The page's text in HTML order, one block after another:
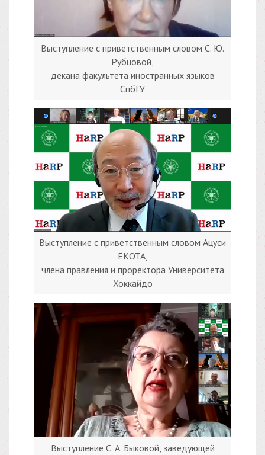
Выступление с приветственным словом С. Ю.
Рубцовой,
декана факультета иностранных языков
СпбГУ
Выступление с приветственным словом Ацуси
ЁКОТА,
члена правления и проректора Университета
Хоккайдо
Выступление С. А. Быковой, заведующей